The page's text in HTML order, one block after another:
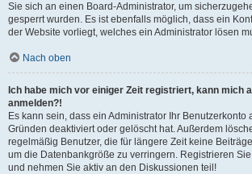
Sie sich an einen Board-Administrator, um
gesperrt wurden. Es ist ebenfalls möglich, dass ein
der Website vorliegt, welches ein Administrator lösen
Nach oben
Ich habe mich vor einiger Zeit registriert, kann mich
anmelden?!
Es kann sein, dass ein Administrator Ihr Benutzerkonto
Gründen deaktiviert oder gelöscht hat. Außerdem
regelmäßig Benutzer, die für längere Zeit keine
um die Datenbankgröße zu verringern. Registrieren
und nehmen Sie aktiv an den Diskussionen teil!